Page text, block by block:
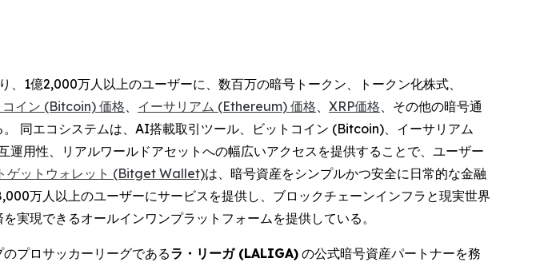
1億2,000万人以上のユーザーに、数百万の暗号トークン、トークン化株式、
コイン (Bitcoin) 価格、 イーサリアム (Ethereum) 価格、 XRP価格、その他の暗号通
同エコシステムは、AI搭載取引ツール、ビットコイン (Bitcoin)、イーサリアム
用性、リアルワールドアセットへの幅広いアクセスを提供することで、ユーザー
ゲットウォレット (Bitget Wallet)は、暗号資産をシンプルかつ安全に日常的な金融
万人以上のユーザーにサービスを提供し、ブロックチェーンインフラと現実世界
実現できるオールインワンプラットフォームを提供している。
プロサッカーリーグであるラ・リーガ (LALIGA) の公式暗号資産パートナーを務